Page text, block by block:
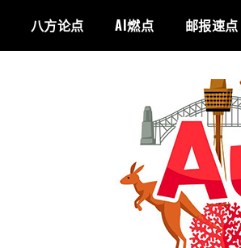
八方论点 AI燃点 邮报速点